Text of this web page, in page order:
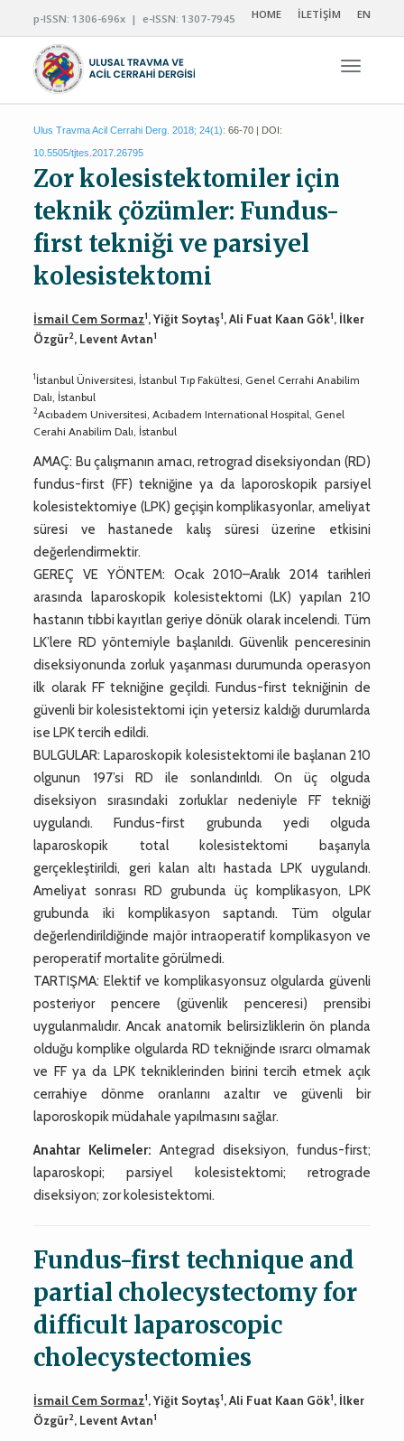
p-ISSN: 1306-696x | e-ISSN: 1307-7945 HOME İLETİŞİM EN
Ulus Travma Acil Cerrahi Derg. 2018; 24(1): 66-70 | DOI:
10.5505/tjtes.2017.26795
Zor kolesistektomiler için
teknik çözümler: Fundus-
first tekniği ve parsiyel
kolesistektomi
İsmail Cem Sormaz1, Yiğit Soytaş1, Ali Fuat Kaan Gök1, İlker
Özgür2, Levent Avtan1
1İstanbul Üniversitesi, İstanbul Tıp Fakültesi, Genel Cerrahi Anabilim
Dalı, İstanbul
2Acıbadem Universitesi, Acıbadem International Hospital, Genel
Cerahi Anabilim Dalı, İstanbul
AMAÇ: Bu çalışmanın amacı, retrograd diseksiyondan (RD)
fundus-first (FF) tekniğine ya da laporoskopik parsiyel
kolesistektomiye (LPK) geçişin komplikasyonlar, ameliyat
süresi ve hastanede kalış süresi üzerine etkisini
değerlendirmektir.
GEREÇ VE YÖNTEM: Ocak 2010–Aralık 2014 tarihleri
arasında laparoskopik kolesistektomi (LK) yapılan 210
hastanın tıbbi kayıtları geriye dönük olarak incelendi. Tüm
LK’lere RD yöntemiyle başlanıldı. Güvenlik penceresinin
diseksiyonunda zorluk yaşanması durumunda operasyon
ilk olarak FF tekniğine geçildi. Fundus-first tekniğinin de
güvenli bir kolesistektomi için yetersiz kaldığı durumlarda
ise LPK tercih edildi.
BULGULAR: Laparoskopik kolesistektomi ile başlanan 210
olgunun 197’si RD ile sonlandırıldı. On üç olguda
diseksiyon sırasındaki zorluklar nedeniyle FF tekniği
uygulandı. Fundus-first grubunda yedi olguda
laparoskopik total kolesistektomi başarıyla
gerçekleştirildi, geri kalan altı hastada LPK uygulandı.
Ameliyat sonrası RD grubunda üç komplikasyon, LPK
grubunda iki komplikasyon saptandı. Tüm olgular
değerlendirildiğinde majör intraoperatif komplikasyon ve
peroperatif mortalite görülmedi.
TARTIŞMA: Elektif ve komplikasyonsuz olgularda güvenli
posteriyor pencere (güvenlik penceresi) prensibi
uygulanmalıdır. Ancak anatomik belirsizliklerin ön planda
olduğu komplike olgularda RD tekniğinde ısrarcı olmamak
ve FF ya da LPK tekniklerinden birini tercih etmek açık
cerrahiye dönme oranlarını azaltır ve güvenli bir
laporoskopik müdahale yapılmasını sağlar.
Anahtar Kelimeler: Antegrad diseksiyon, fundus-first;
laparoskopi; parsiyel kolesistektomi; retrograde
diseksiyon; zor kolesistektomi.
Fundus-first technique and
partial cholecystectomy for
difficult laparoscopic
cholecystectomies
İsmail Cem Sormaz1, Yiğit Soytaş1, Ali Fuat Kaan Gök1, İlker
Özgür2, Levent Avtan1